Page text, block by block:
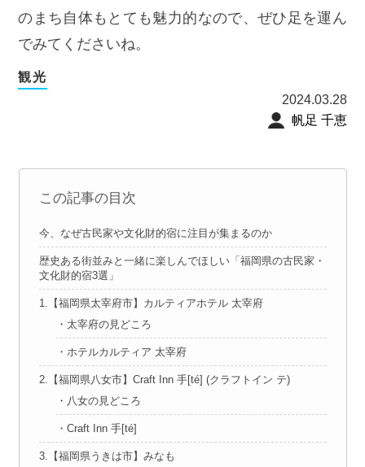
のまち自体もとても魅力的なので、ぜひ足を運ん
でみてくださいね。
観光
2024.03.28
帆足 千恵
この記事の目次
今、なぜ古民家や文化財的宿に注目が集まるのか
歴史ある街並みと一緒に楽しんでほしい「福岡県の古民家・
文化財的宿3選」
1.【福岡県太宰府市】カルティアホテル 太宰府
・太宰府の見どころ
・ホテルカルティア 太宰府
2.【福岡県八女市】Craft Inn 手[té] (クラフトイン テ)
・八女の見どころ
・Craft Inn 手[té]
3.【福岡県うきは市】みなも